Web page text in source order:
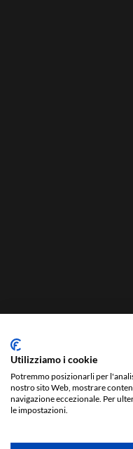
Utilizziamo i cookie
Potremmo posizionarli per
nostro sito Web, mostrare
navigazione eccezionale. Per
le impostazioni.